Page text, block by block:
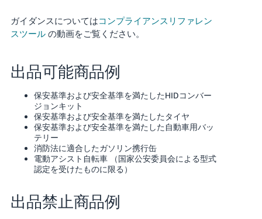
日
本
한
국
-
KR
日
本
語
-
JP
- JP
グ
イ
ン
さ
っ
そ
始
め
ガイダンスについてはコンプライアンスリファレン
スツールの動画をご覧ください。
出品可能商品例
保安基準および安全基準を満たしたHIDコンバー
ジョンキット
保安基準および安全基準を満たしたタイヤ
保安基準および安全基準を満たした自動車用バッ
テリー
消防法に適合したガソリン携行缶
電動アシスト自転車 （国家公安委員会による型式
認定を受けたものに限る）
出品禁止商品例